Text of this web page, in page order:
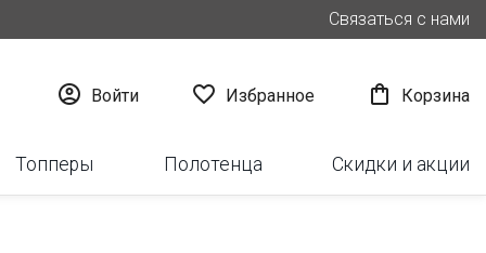
Связаться с нами
 Войти  Избранное  Корзина
Топперы Полотенца Скидки и акции